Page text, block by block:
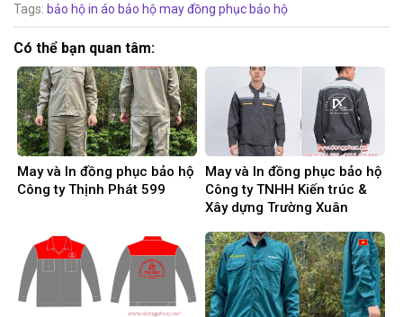
Tags: bảo hộin áo bảo hộmay đồng phục bảo hộ
Có thể bạn quan tâm:
May và In đồng phục bảo hộ
Công ty Thịnh Phát 599
May và In đồng phục bảo hộ
Công ty TNHH Kiến trúc &
Xây dựng Trường Xuân